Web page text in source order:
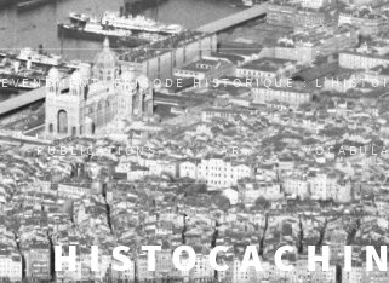
EVÈNEMENT, ÉPISODE HISTORIQUE :
PUBLICATIONS AR